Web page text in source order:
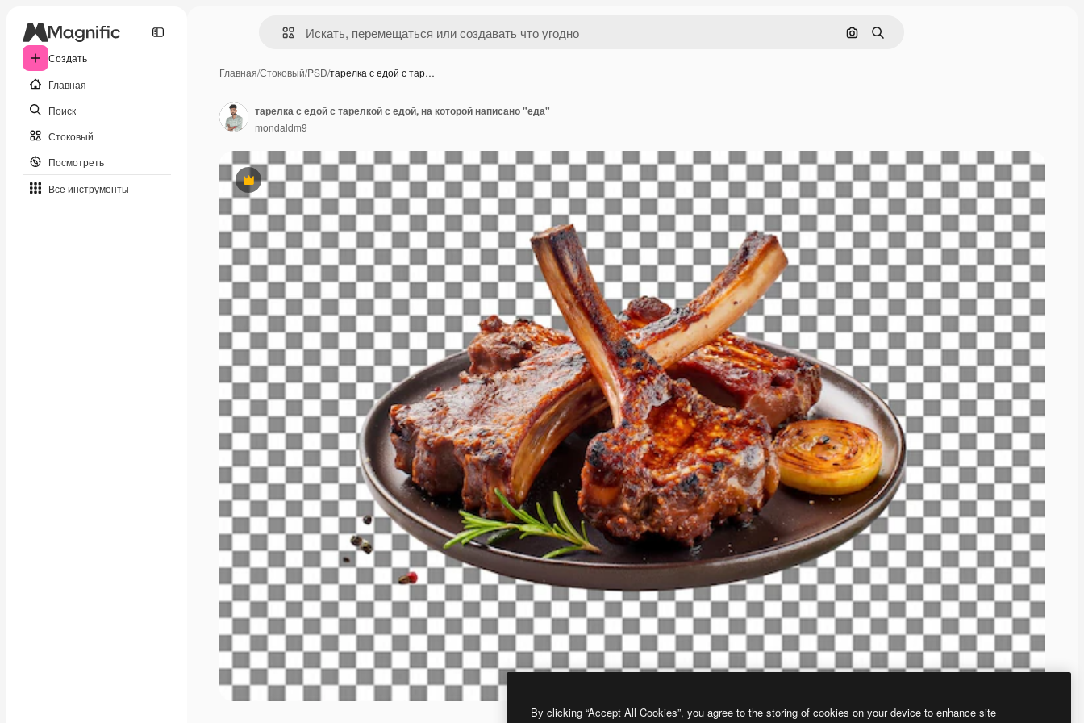
Создать
Главная
Поиск
Стоковый
Посмотреть
Все инструменты
Поиск по изображению
Поиск
Главная/Стоковый/PSD/тарелка с едой с тар…
Премиум
тарелка с едой с тарелкой с едой, на которой написано "еда"
mondaldm9
By clicking “Accept All Cookies”, you agree to the storing of cookies on your device to enhance site